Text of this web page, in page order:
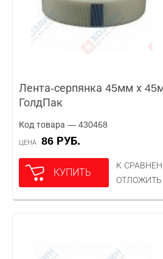
Лента-серпянка 45мм х
ГолдПак
Код товара — 430468
ЦЕНА 86 РУБ.
КУПИТЬ
К
ОТЛОЖИТЬ